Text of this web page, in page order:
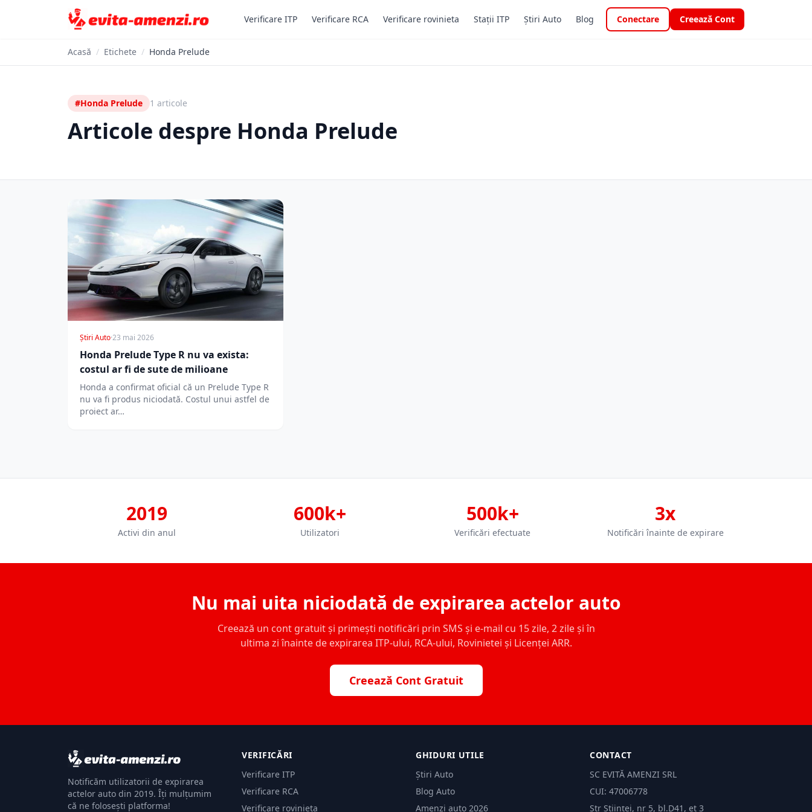
Verificare ITP Verificare RCA Verificare rovinieta Stații ITP Știri Auto Blog Conectare Creează Cont
Acasă / Etichete / Honda Prelude
#Honda Prelude 1 articole
Articole despre Honda Prelude
Știri Auto·23 mai 2026
Honda Prelude Type R nu va exista:
costul ar fi de sute de milioane
Honda a confirmat oficial că un Prelude Type R
nu va fi produs niciodată. Costul unui astfel de
proiect ar…
2019
Activi din anul
600k+
Utilizatori
500k+
Verificări efectuate
3x
Notificări înainte de expirare
Nu mai uita niciodată de expirarea actelor auto
Creează un cont gratuit și primești notificări prin SMS și e-mail cu 15 zile, 2 zile și în
ultima zi înainte de expirarea ITP-ului, RCA-ului, Rovinietei și Licenței ARR.
Creează Cont Gratuit
Notificăm utilizatorii de expirarea
actelor auto din 2019. Îți mulțumim
că ne folosești platforma!
VERIFICĂRI
Verificare ITP
Verificare RCA
Verificare rovinieta
GHIDURI UTILE
Știri Auto
Blog Auto
Amenzi auto 2026
CONTACT
SC EVITĂ AMENZI SRL
CUI: 47006778
Str Științei, nr 5, bl.D41, et 3